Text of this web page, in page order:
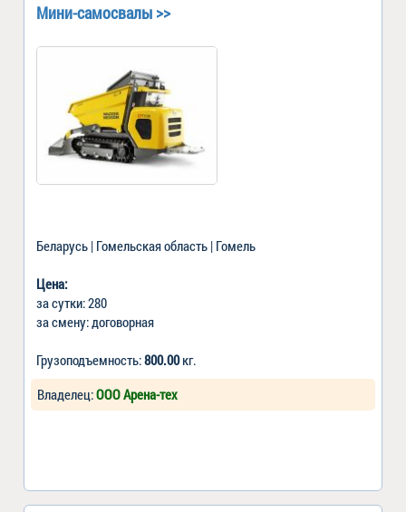
Мини-самосвалы >>
Беларусь | Гомельская область | Гомель
Цена:
за сутки: 280
за смену: договорная
Грузоподъемность:800.00кг.
Владелец:ООО Арена-тех